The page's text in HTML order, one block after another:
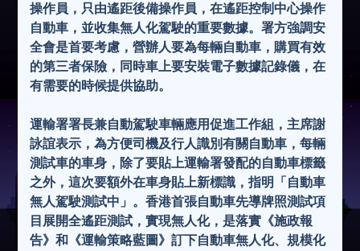
操作員，只由遙距後備操作員，在遙距控制中心操作
自動車，並收集無人化駕駛的重要數據。署方強調安
全會是首要考慮，營辦人要為每輛自動車，購買有效
的第三者保險，同時車上要安裝電子數據記錄儀，在
有需要的時候提供協助。
運輸署署長兼自動駕駛車輛應用促進工作組，主席謝
詠誼表示，為方便司機及行人識別有關自動車，每輛
測試車的車身，除了要貼上運輸署發配的自動車標籤
之外，這次要額外在車身貼上新標識，指明「自動車
無人駕駛測試中」。香港首張自動車先導牌照測試項
目展開全遙距測試，實現無人化，是落實《施政報
告》和《運輸策略藍圖》訂下自動車無人化、規模化